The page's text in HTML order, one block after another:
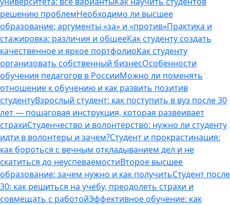
решению проблемНеобходимо ли высшее
образование: аргументы «за» и «против»Практика и
стажировка: различия и общееКак студенту создать
качественное и яркое портфолиоКак студенту
организовать собственный бизнесОсобенности
обучения педагогов в РоссииМожно ли поменять
отношение к обучению и как развить позитив
студентуВзрослый студент: как поступить в вуз после 30
лет — пошаговая инструкция, которая развеивает
страхиСтуденчество и волонтерство: нужно ли cтуденту
идти в волонтеры и зачем?Студент и прокрастинация:
как бороться с вечным откладыванием дел и не
скатиться до неуспеваемостиВторое высшее
образование: зачем нужно и как получитьСтудент после
30: как решиться на учебу, преодолеть страхи и
совмещать с работойЭффективное обучение: как